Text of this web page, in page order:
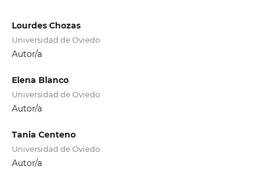
Lourdes Chozas
Universidad de Oviedo
Autor/a
Elena Blanco
Universidad de Oviedo
Autor/a
Tania Centeno
Universidad de Oviedo
Autor/a